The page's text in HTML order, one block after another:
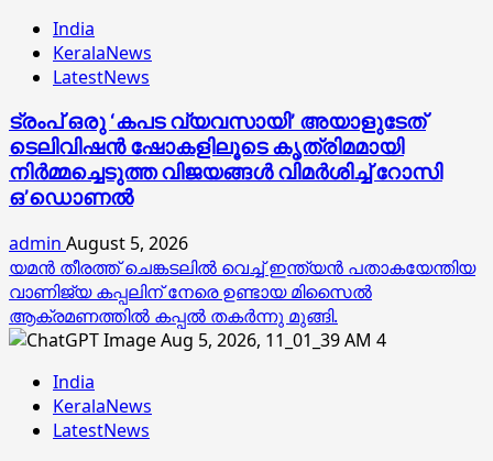
India
KeralaNews
LatestNews
ട്രംപ് ഒരു ‘കപട വ്യവസായി’ അയാളുടേത്
ടെലിവിഷന്‍ ഷോകളിലൂടെ കൃത്രിമമായി
നിര്‍മ്മച്ചെടുത്ത വിജയങ്ങള്‍ വിമര്‍ശിച്ച് റോസി
ഒ’ഡൊണല്‍
admin August 5, 2026
യമൻ തീരത്ത് ചെങ്കടലിൽ വെച്ച് ഇന്ത്യൻ പതാകയേന്തിയ
വാണിജ്യ കപ്പലിന് നേരെ ഉണ്ടായ മിസൈൽ
ആക്രമണത്തിൽ കപ്പൽ തകർന്നു മുങ്ങി.
4
India
KeralaNews
LatestNews